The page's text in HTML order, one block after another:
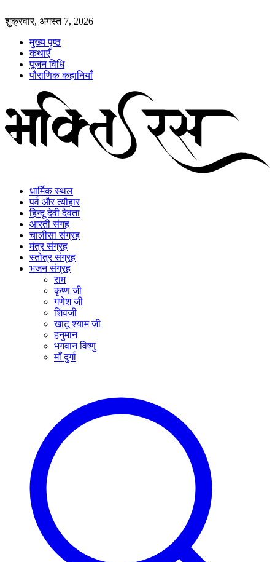
शुक्रवार, अगस्त 7, 2026
मुख्य पृष्ठ
कथाएँ
पूजन विधि
पौराणिक कहानियाँ
धार्मिक स्थल
पर्व और त्यौहार
हिन्दू देवी देवता
आरती संगह
चालीसा संग्रह
मंत्र संग्रह
स्तोत्र संग्रह
भजन संग्रह
राम
कृष्ण जी
गणेश जी
शिवजी
खाटू श्याम जी
हनुमान
भगवान विष्णु
माँ दुर्गा